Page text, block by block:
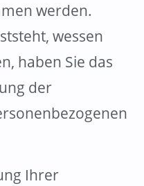
werden.
wessen
haben Sie das
der
Ihrer